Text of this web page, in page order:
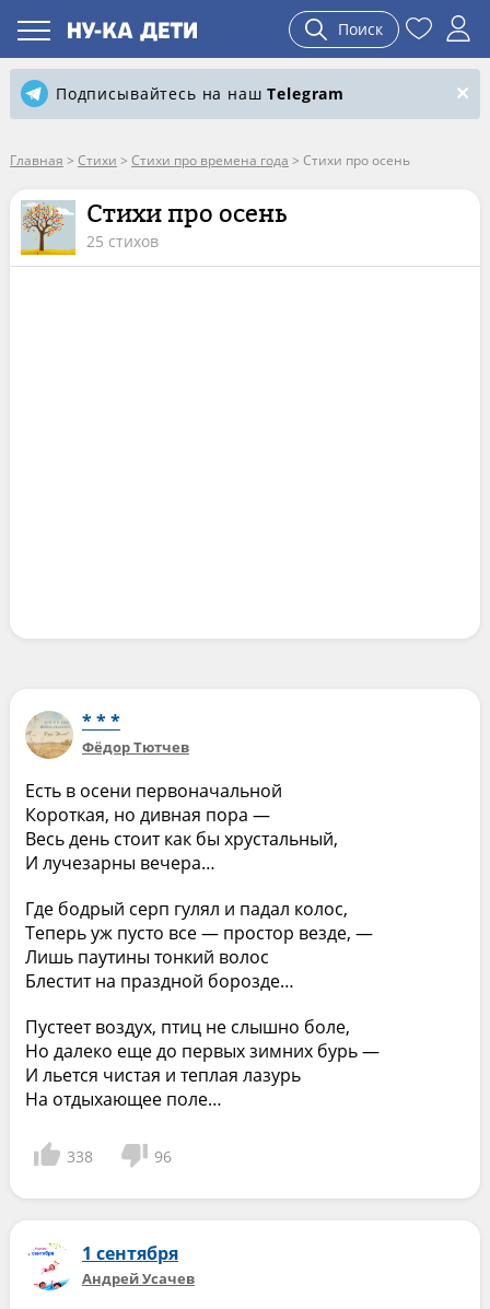
Поиск
Подписывайтесь на нашTelegram
Главная > Стихи > Стихи про времена года > Стихи про осень
Стихи про осень
25 стихов
* * *
Фёдор Тютчев
Есть в осени первоначальной
Короткая, но дивная пора —
Весь день стоит как бы хрустальный,
И лучезарны вечера…
Где бодрый серп гулял и падал колос,
Теперь уж пусто все — простор везде, —
Лишь паутины тонкий волос
Блестит на праздной борозде…
Пустеет воздух, птиц не слышно боле,
Но далеко еще до первых зимних бурь —
И льется чистая и теплая лазурь
На отдыхающее поле…
338 96
1 сентября
Андрей Усачев